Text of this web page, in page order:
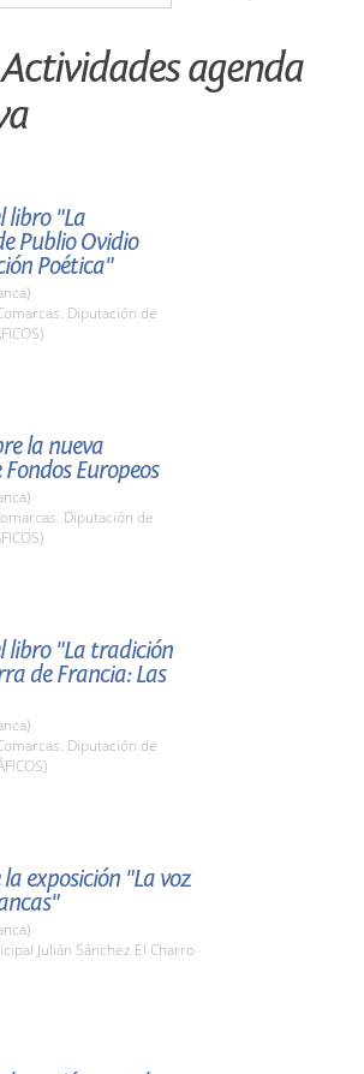
agenda
libro "La
Publio Ovidio
Poética"
Diputación de
la nueva
Europeos
Diputación de
libro "La tradición
de Francia: Las
Diputación de
exposición "La voz
Julián Sánchez El Charro